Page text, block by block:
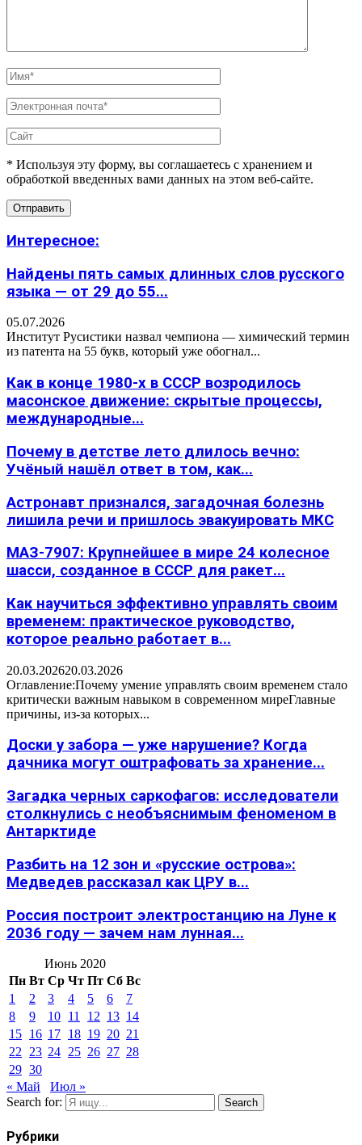
* Используя эту форму, вы соглашаетесь с хранением и
обработкой введенных вами данных на этом веб-сайте.
Интересное:
Найдены пять самых длинных слов русского
языка — от 29 до 55...
05.07.2026
Институт Русистики назвал чемпиона — химический термин
из патента на 55 букв, который уже обогнал...
Как в конце 1980-х в СССР возродилось
масонское движение: скрытые процессы,
международные...
Почему в детстве лето длилось вечно:
Учёный нашёл ответ в том, как...
Астронавт признался, загадочная болезнь
лишила речи и пришлось эвакуировать МКС
МАЗ-7907: Крупнейшее в мире 24 колесное
шасси, созданное в СССР для ракет...
Как научиться эффективно управлять своим
временем: практическое руководство,
которое реально работает в...
20.03.202620.03.2026
Оглавление:Почему умение управлять своим временем стало
критически важным навыком в современном миреГлавные
причины, из-за которых...
Доски у забора — уже нарушение? Когда
дачника могут оштрафовать за хранение...
Загадка черных саркофагов: исследователи
столкнулись с необъяснимым феноменом в
Антарктиде
Разбить на 12 зон и «русские острова»:
Медведев рассказал как ЦРУ в...
Россия построит электростанцию на Луне к
2036 году — зачем нам лунная...
Июнь 2020
Пн Вт Ср Чт Пт Сб Вс
1
2 3 4 5 6
7
8
9 10 11 12 13 14
15 16 17 18 19 20 21
22
23 24 25 26 27 28
29 30
« Май
Июл »
Search for:
Search
Рубрики